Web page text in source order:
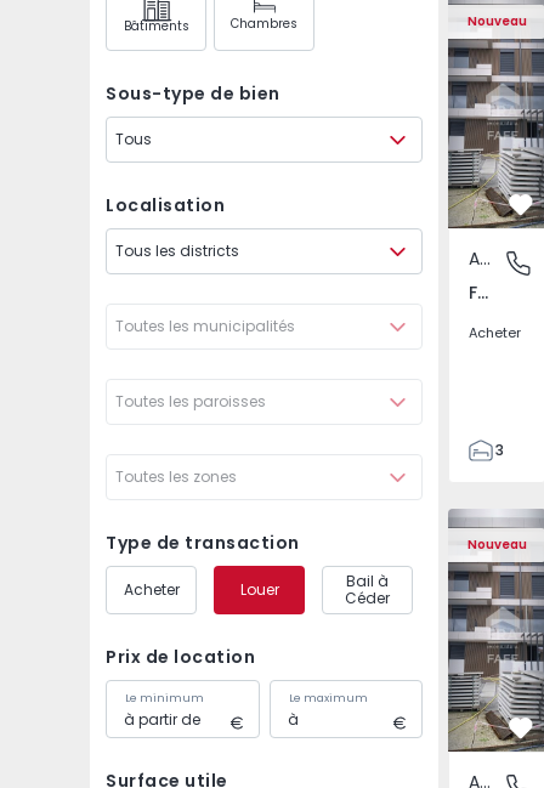
Bâtiments Chambres
Sous-type de bien
Tous
Localisation
Tous les districts
Toutes les municipalités
Toutes les paroisses
Toutes les zones
Type de transaction
Acheter Louer
Bail à
Céder
Prix de location
Le minimum Le maximum
Surface utile
142
2
4
Nouveau
Fafe,
Appartement
Fafe, Braga
Acheter
3
305
305
2
Nouveau
Appartement